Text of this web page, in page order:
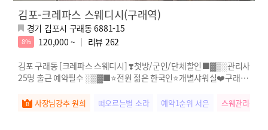
김포-크레파스 스웨디시(구래역)
경기 김포시 구래동 6881-15
8% 120,000 ~ 리뷰 262
김포 구래동 [크레파스 스웨디시] ❣️첫방/군인/단체할인⬛️▓▒░관리사
25명 출근 예약필수 ░▒▓⬛️⭐전원 젊은 한국인⭐개별샤워실❤️구래역
사장님강추 원희 떠오르는별 소라 예약1순위 서은 스웨관리짱 미